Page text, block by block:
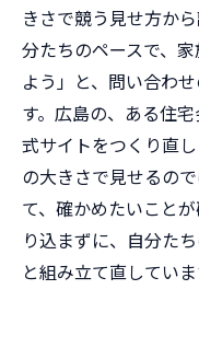
きさで競う見せ方か
分たちのペースで、
よう」と、問い合わ
す。広島の、ある住
式サイトをつくり直
の大きさで見せるの
て、確かめたいこと
り込まずに、自分た
と組み立て直していま